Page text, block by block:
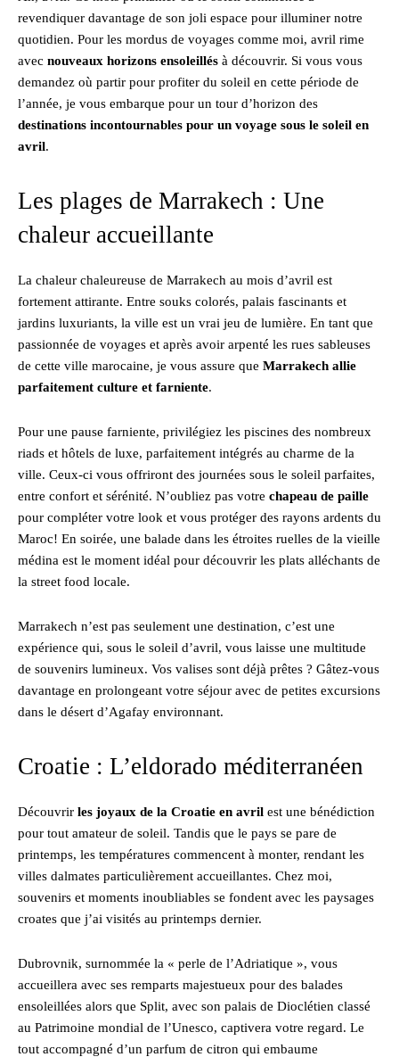
revendiquer davantage de son joli espace pour illuminer notre
quotidien. Pour les mordus de voyages comme moi, avril rime
avec nouveaux horizons ensoleillés à découvrir. Si vous vous
demandez où partir pour profiter du soleil en cette période de
l’année, je vous embarque pour un tour d’horizon des
destinations incontournables pour un voyage sous le soleil en
avril.
Les plages de Marrakech : Une
chaleur accueillante
La chaleur chaleureuse de Marrakech au mois d’avril est
fortement attirante. Entre souks colorés, palais fascinants et
jardins luxuriants, la ville est un vrai jeu de lumière. En tant que
passionnée de voyages et après avoir arpenté les rues sableuses
de cette ville marocaine, je vous assure que Marrakech allie
parfaitement culture et farniente.
Pour une pause farniente, privilégiez les piscines des nombreux
riads et hôtels de luxe, parfaitement intégrés au charme de la
ville. Ceux-ci vous offriront des journées sous le soleil parfaites,
entre confort et sérénité. N’oubliez pas votre chapeau de paille
pour compléter votre look et vous protéger des rayons ardents du
Maroc! En soirée, une balade dans les étroites ruelles de la vieille
médina est le moment idéal pour découvrir les plats alléchants de
la street food locale.
Marrakech n’est pas seulement une destination, c’est une
expérience qui, sous le soleil d’avril, vous laisse une multitude
de souvenirs lumineux. Vos valises sont déjà prêtes ? Gâtez-vous
davantage en prolongeant votre séjour avec de petites excursions
dans le désert d’Agafay environnant.
Croatie : L’eldorado méditerranéen
Découvrir les joyaux de la Croatie en avril est une bénédiction
pour tout amateur de soleil. Tandis que le pays se pare de
printemps, les températures commencent à monter, rendant les
villes dalmates particulièrement accueillantes. Chez moi,
souvenirs et moments inoubliables se fondent avec les paysages
croates que j’ai visités au printemps dernier.
Dubrovnik, surnommée la « perle de l’Adriatique », vous
accueillera avec ses remparts majestueux pour des balades
ensoleillées alors que Split, avec son palais de Dioclétien classé
au Patrimoine mondial de l’Unesco, captivera votre regard. Le
tout accompagné d’un parfum de citron qui embaume